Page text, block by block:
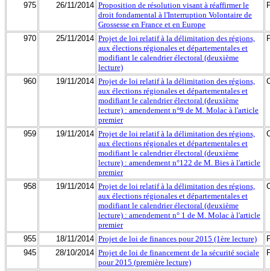
975 26/11/2014 Proposition de résolution visant à réaffirmer le
droit fondamental à l'Interruption Volontaire de
Grossesse en France et en Europe
970 25/11/2014 Projet de loi relatif à la délimitation des régions,
aux élections régionales et départementales et
modifiant le calendrier électoral (deuxième
lecture)
960 19/11/2014 Projet de loi relatif à la délimitation des régions,
aux élections régionales et départementales et
modifiant le calendrier électoral (deuxième
lecture) : amendement n°9 de M. Molac à l'article
premier
959 19/11/2014 Projet de loi relatif à la délimitation des régions,
aux élections régionales et départementales et
modifiant le calendrier électoral (deuxième
lecture) : amendement n°122 de M. Bies à l'article
premier
958 19/11/2014 Projet de loi relatif à la délimitation des régions,
aux élections régionales et départementales et
modifiant le calendrier électoral (deuxième
lecture) : amendement n° 1 de M. Molac à l'article
premier
955 18/11/2014 Projet de loi de finances pour 2015 (1ère lecture)
945
28/10/2014 Projet de loi de financement de la sécurité sociale
pour 2015 (première lecture)